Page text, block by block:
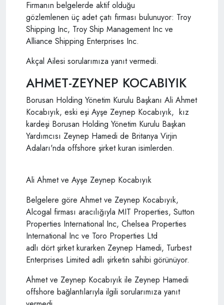
Firmanın belgelerde aktif olduğu
gözlemlenen üç adet çatı firması bulunuyor: Troy
Shipping Inc, Troy Ship Management Inc ve
Alliance Shipping Enterprises Inc.
Akçal Ailesi sorularımıza yanıt vermedi.
AHMET-ZEYNEP KOCABIYIK
Borusan Holding Yönetim Kurulu Başkanı Ali Ahmet
Kocabıyık, eski eşi Ayşe Zeynep Kocabıyık, kız
kardeşi Borusan Holding Yönetim Kurulu Başkan
Yardımcısı Zeynep Hamedi de Britanya Virjin
Adaları'nda offshore şirket kuran isimlerden.
Ali Ahmet ve Ayşe Zeynep Kocabıyık
Belgelere göre Ahmet ve Zeynep Kocabıyık,
Alcogal firması aracılığıyla MIT Properties, Sutton
Properties International Inc, Chelsea Properties
International Inc ve Toro Properties Ltd
adlı dört şirket kurarken Zeynep Hamedi, Turbest
Enterprises Limited adlı şirketin sahibi görünüyor.
Ahmet ve Zeynep Kocabıyık ile Zeynep Hamedi
offshore bağlantılarıyla ilgili sorularımıza yanıt